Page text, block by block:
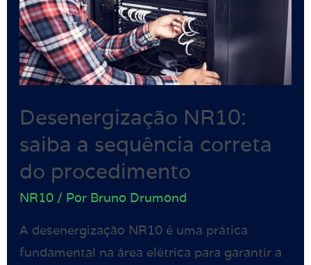
Desenergização NR10:
saiba a sequência correta
do procedimento
NR10/ Por Bruno Drumond
A desenergização NR10 é uma prática
fundamental na área elétrica para garantir a